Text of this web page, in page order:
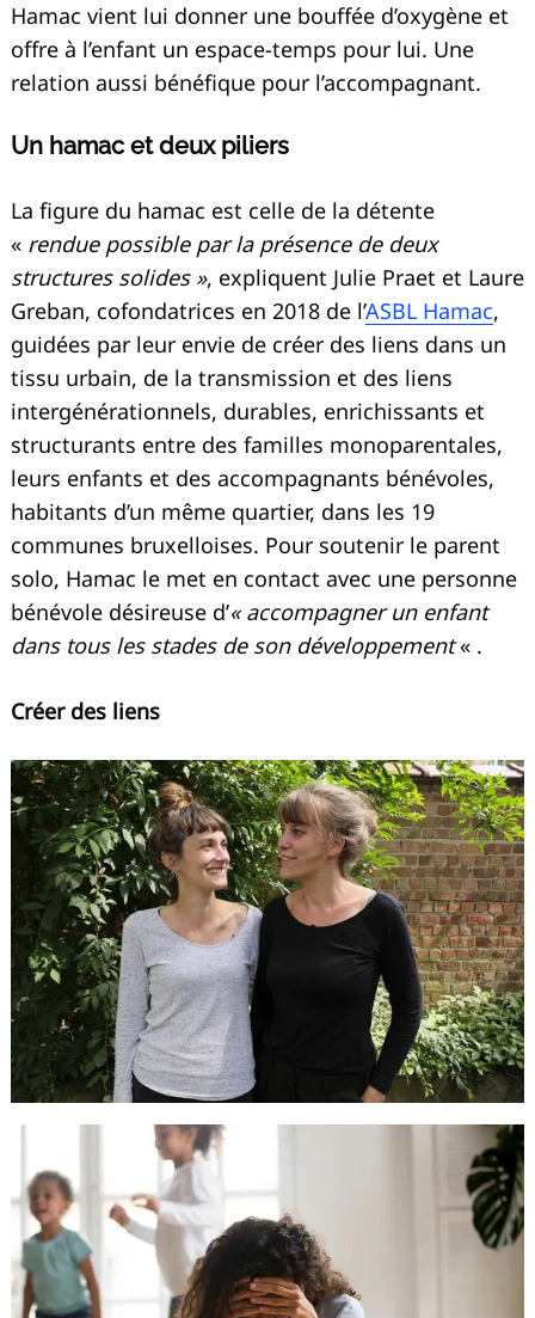
Hamac vient lui donner une bouffée d’oxygène et
offre à l’enfant un espace-temps pour lui. Une
relation aussi bénéfique pour l’accompagnant.
Un hamac et deux piliers
La figure du hamac est celle de la détente
« rendue possible par la présence de deux
structures solides », expliquent Julie Praet et Laure
Greban, cofondatrices en 2018 de l’ASBL Hamac,
guidées par leur envie de créer des liens dans un
tissu urbain, de la transmission et des liens
intergénérationnels, durables, enrichissants et
structurants entre des familles monoparentales,
leurs enfants et des accompagnants bénévoles,
habitants d’un même quartier, dans les 19
communes bruxelloises. Pour soutenir le parent
solo, Hamac le met en contact avec une personne
bénévole désireuse d’« accompagner un enfant
dans tous les stades de son développement« .
Créer des liens